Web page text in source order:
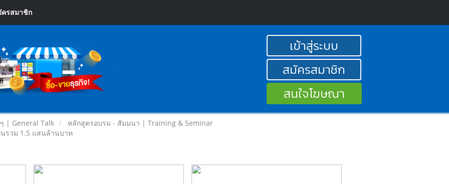
รสมาชิก
เข้าสู่ระบบ
สมัครสมาชิก
สนใจโฆษณา
| General Talk
หลักสูตรอบรม - สัมมนา | Training & Seminar
รวม 1.5 แสนล้านบาท